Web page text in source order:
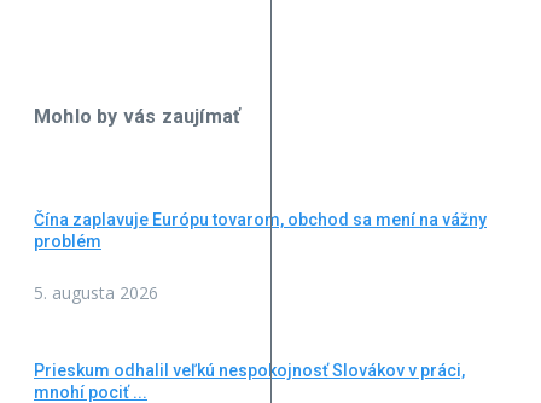
Mohlo by vás zaujímať
Čína zaplavuje Európu tovarom, obchod sa mení na vážny
problém
5. augusta 2026
Prieskum odhalil veľkú nespokojnosť Slovákov v práci,
mnohí pociť ...